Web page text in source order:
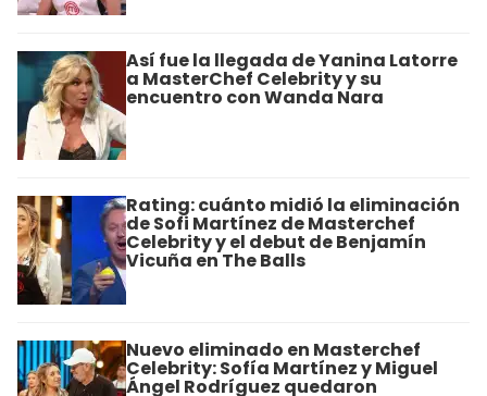
Así fue la llegada de Yanina Latorre
a MasterChef Celebrity y su
encuentro con Wanda Nara
Rating: cuánto midió la eliminación
de Sofi Martínez de Masterchef
Celebrity y el debut de Benjamín
Vicuña en The Balls
Nuevo eliminado en Masterchef
Celebrity: Sofía Martínez y Miguel
Ángel Rodríguez quedaron